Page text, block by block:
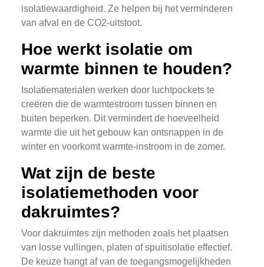
isolatiewaardigheid. Ze helpen bij het verminderen
van afval en de CO2-uitstoot.
Hoe werkt isolatie om
warmte binnen te houden?
Isolatiematerialen werken door luchtpockets te
creëren die de warmtestroom tussen binnen en
buiten beperken. Dit vermindert de hoeveelheid
warmte die uit het gebouw kan ontsnappen in de
winter en voorkomt warmte-instroom in de zomer.
Wat zijn de beste
isolatiemethoden voor
dakruimtes?
Voor dakruimtes zijn methoden zoals het plaatsen
van losse vullingen, platen of spuitisolatie effectief.
De keuze hangt af van de toegangsmogelijkheden